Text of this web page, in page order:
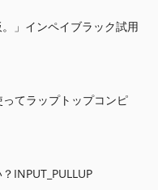
。」インペイブラック試用
てラップトップコンピ
INPUT_PULLUP